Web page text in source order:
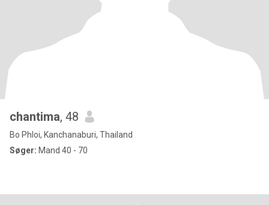
chantima, 48
Bo Phloi, Kanchanaburi, Thailand
Søger: Mand 40 - 70